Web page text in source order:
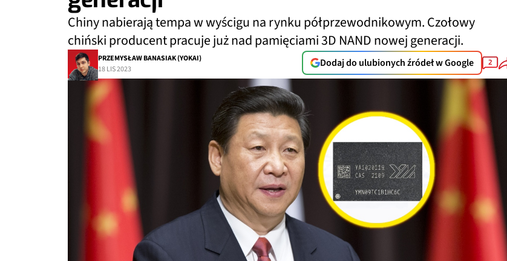
Chiny nabierają tempa w wyścigu na rynku półprzewodnikowym. Czołowy
chiński producent pracuje już nad pamięciami 3D NAND nowej generacji.
PRZEMYSŁAW BANASIAK (YOKAI)
18 LIS 2023
Dodaj do ulubionych źródeł w Google 2